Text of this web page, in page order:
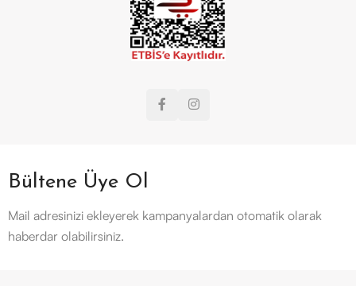
Bültene Üye Ol
Mail adresinizi ekleyerek kampanyalardan otomatik olarak
haberdar olabilirsiniz.